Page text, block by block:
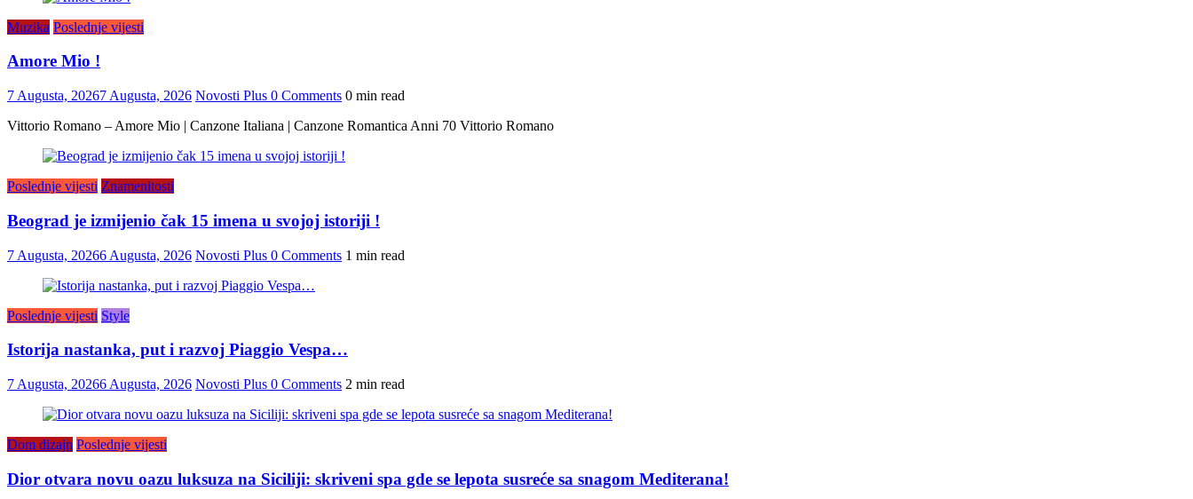
Muzika Poslednje vijesti
Amore Mio !
7 Augusta, 20267 Augusta, 2026 Novosti Plus 0 Comments 0 min read
Vittorio Romano – Amore Mio | Canzone Italiana | Canzone Romantica Anni 70 Vittorio Romano
Poslednje vijesti Znamenitosti
Beograd je izmijenio čak 15 imena u svojoj istoriji !
7 Augusta, 20266 Augusta, 2026 Novosti Plus 0 Comments 1 min read
Poslednje vijesti Style
Istorija nastanka, put i razvoj Piaggio Vespa…
7 Augusta, 20266 Augusta, 2026 Novosti Plus 0 Comments 2 min read
Dom dizajn Poslednje vijesti
Dior otvara novu oazu luksuza na Siciliji: skriveni spa gde se lepota susreće sa snagom Mediterana!